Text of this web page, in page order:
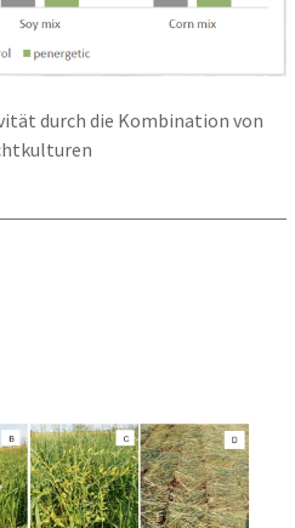
durch die Kombination von